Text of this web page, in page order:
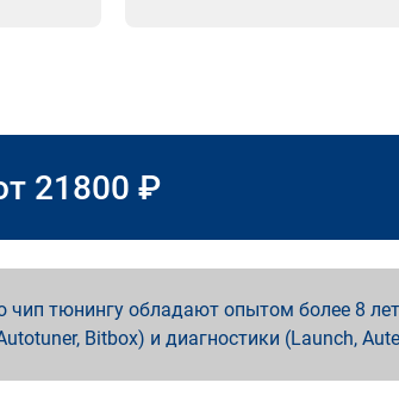
21800 ₽
чип тюнингу обладают опытом более 8
Bitbox) и диагностики (Launch,